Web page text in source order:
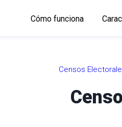
Cómo funciona
Censos